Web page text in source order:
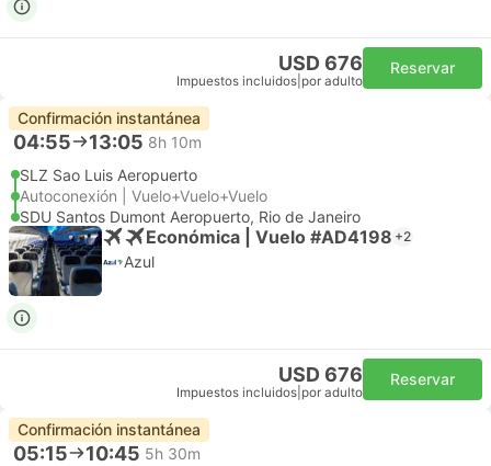
USD 676
Impuestos incluidos por adulto
Reservar
Confirmación instantánea
04:55 13:05 8h 10m
SLZ Sao Luis Aeropuerto
Autoconexión | Vuelo+Vuelo+Vuelo
SDU Santos Dumont Aeropuerto, Rio de Janeiro
Económica | Vuelo #AD4198 +2
Azul
USD 676
Impuestos incluidos por adulto
Reservar
Confirmación instantánea
05:15 10:45 5h 30m